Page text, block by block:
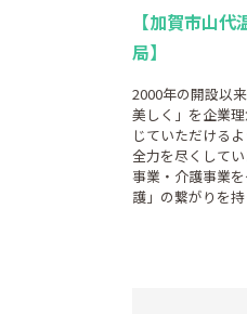
【加賀市山
局】
2000年の開設以
美しく」を企業
じていただける
全力を尽くして
事業・介護事業
護」の繋がりを